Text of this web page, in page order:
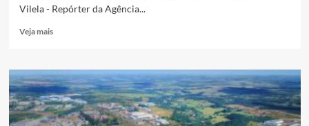
Vilela - Repórter da Agência...
Veja maisRead
CNI
apresenta
propostas
para
retomada